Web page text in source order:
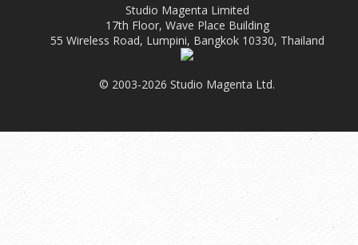
Studio Magenta Limited
17th Floor, Wave Place Building
55 Wireless Road, Lumpini, Bangkok 10330, Thailand
© 2003-2026 Studio Magenta Ltd.